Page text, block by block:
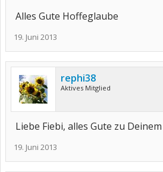
Alles Gute Hoffeglaube
19. Juni 2013
rephi38
Aktives Mitglied
Liebe Fiebi, alles Gute zu
19. Juni 2013